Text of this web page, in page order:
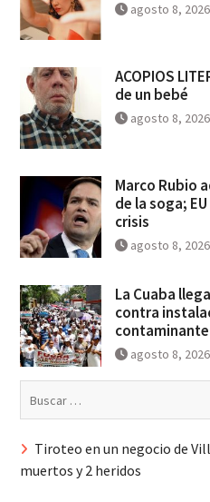
agosto 8, 2026
ACOPIOS
de un bebé
agosto 8, 2026
Marco Rubio
de la soga;
crisis
agosto 8, 2026
La Cuaba
contra
contaminante
agosto 8, 2026
Tiroteo en un negocio de
muertos y 2 heridos